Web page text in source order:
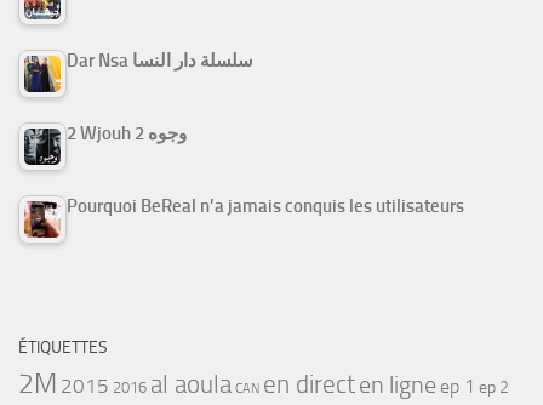
Dar Nsa سلسلة دار النسا
2 Wjouh 2 وجوه
Pourquoi BeReal n’a jamais conquis les utilisateurs
ÉTIQUETTES
2M 2015 2016 al aoula CAN en directen ligne ep 1 ep 2